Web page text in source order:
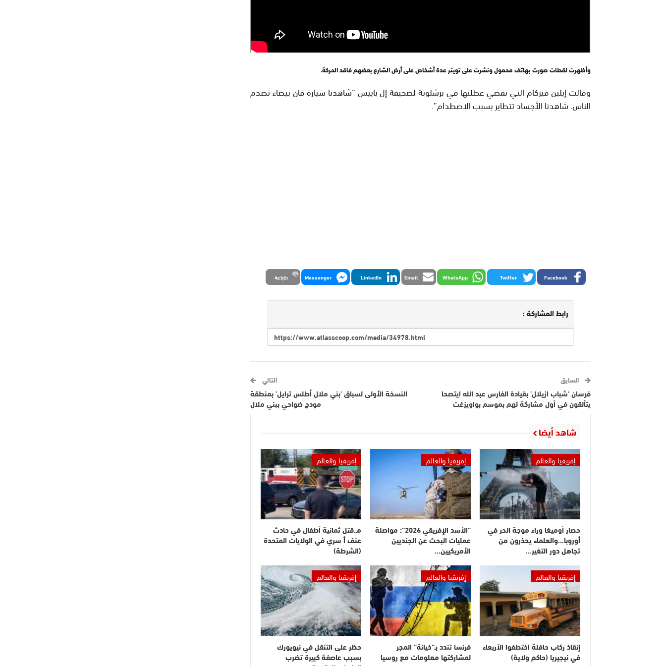
وأظهرت لقطات صورت بهاتف محمول ونشرت على تويتر عدة أشخاص على أرض الشارع بعضهم فاقد الحركة.
وقالت إيلين فيركام التي تقضي عطلتها في برشلونة لصحيفة إل باييس “شاهدنا سيارة فان بيضاء تصدم
الناس. شاهدنا الأجساد تتطاير بسبب الاصطدام”.
Facebook
Twitter
WhatsApp
Email
LinkedIn
Messenger طباعة
رابط المشاركة :
السابق
فرسان ’شباب ازيلال’ بقيادة الفارس عبد الله ايتصحا
يتألقون في أول مشاركة لهم بموسم بواويزغت
التالي
النسخة الأولى لسباق ’بني ملال أطلس ترايل’ بمنطقة
مودج ضواحي ببني ملال
شاهد أيضا
إفريقيا والعالم
حصار أوميغا وراء موجة الحر في
أوروبا…والعلماء يحذرون من
تجاهل دور التغير…
إفريقيا والعالم
“الأسد الإفريقي 2026”: مواصلة
عمليات البحث عن الجنديين
الأمريكيين…
إفريقيا والعالم
مـ.قتل ثمانية أطفال في حادث
عنف أ سري في الولايات المتحدة
(الشرطة)
إفريقيا والعالم
إنقاذ ركاب حافلة اختطفوا الأربعاء
في نيجيريا (حاكم ولاية)
إفريقيا والعالم
فرنسا تندد بـ”خيانة” المجر
لمشاركتها معلومات مع روسيا
إفريقيا والعالم
حظر على التنقل في نيويورك
بسبب عاصفة كبيرة تضرب